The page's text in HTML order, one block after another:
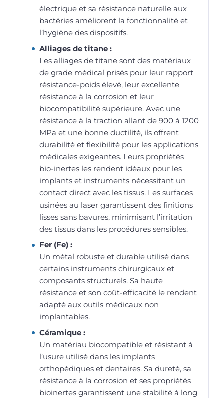
électrique et sa résistance naturelle aux
bactéries améliorent la fonctionnalité et
l’hygiène des dispositifs.
Alliages de titane :
Les alliages de titane sont des matériaux
de grade médical prisés pour leur rapport
résistance-poids élevé, leur excellente
résistance à la corrosion et leur
biocompatibilité supérieure. Avec une
résistance à la traction allant de 900 à 1200
MPa et une bonne ductilité, ils offrent
durabilité et flexibilité pour les applications
médicales exigeantes. Leurs propriétés
bio-inertes les rendent idéaux pour les
implants et instruments nécessitant un
contact direct avec les tissus. Les surfaces
usinées au laser garantissent des finitions
lisses sans bavures, minimisant l’irritation
des tissus dans les procédures sensibles.
Fer (Fe) :
Un métal robuste et durable utilisé dans
certains instruments chirurgicaux et
composants structurels. Sa haute
résistance et son coût-efficacité le rendent
adapté aux outils médicaux non
implantables.
Céramique :
Un matériau biocompatible et résistant à
l’usure utilisé dans les implants
orthopédiques et dentaires. Sa dureté, sa
résistance à la corrosion et ses propriétés
bioinertes garantissent une stabilité à long